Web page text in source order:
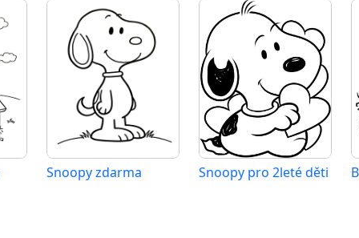
Snoopy zdarma Snoopy pro 2leté děti